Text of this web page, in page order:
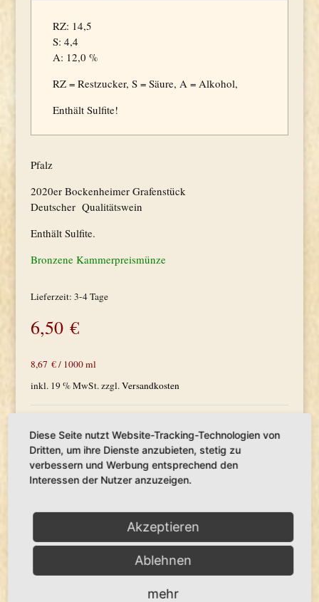
RZ: 14,5
S: 4,4
A: 12,0 %
RZ = Restzucker, S = Säure, A = Alkohol,
Enthält Sulfite!
Pfalz
2020er Bockenheimer Grafenstück
Deutscher Qualitätswein
Enthält Sulfite.
Bronzene Kammerpreismünze
Lieferzeit: 3-4 Tage
6,50 €
8,67 €/ 1000ml
inkl. 19 % MwSt.zzgl.Versandkosten
Artikelnummer:3 Kategorien:Rotwein,Halbtrocken Feinherb
Schlagwort:Regent
Menge
Ähnliche Produkte
Diese Seite nutzt Website-Tracking-Technologien von
Dritten, um ihre Dienste anzubieten, stetig zu
verbessern und Werbung entsprechend den
Interessen der Nutzer anzuzeigen.
Akzeptieren
Ablehnen
mehr